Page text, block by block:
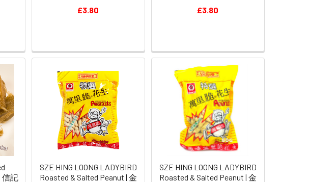
£3.80
£3.80
信記
SZE HING LOONG LADYBIRD
Roasted & Salted Peanut | 金
SZE HING LOONG LADYBIRD
Roasted & Salted Peanut | 金